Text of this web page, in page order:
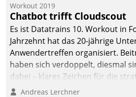
Quartier. Dazwischen
zeigte Datatrain, was es
Neues zu bieten hat.
Workout 2019
Chatbot trifft Cloudscout
Es ist Datatrains 10. Workout in
Jahrzehnt hat das 20-jährige
Anwendertreffen organisiert.
haben sich verdoppelt, diesmal
dabei – klares Zeichen für die
Fokussierung auf den Kunden.
Andreas Lerchner